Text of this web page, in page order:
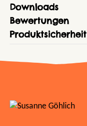
Downloads
Bewertungen
Produktsicherheit